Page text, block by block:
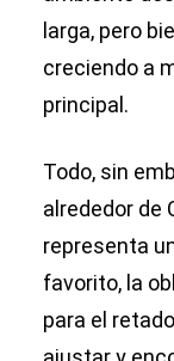
larga, pero
creciendo a
principal.
Todo, sin
alrededor de
representa
favorito, la
para el